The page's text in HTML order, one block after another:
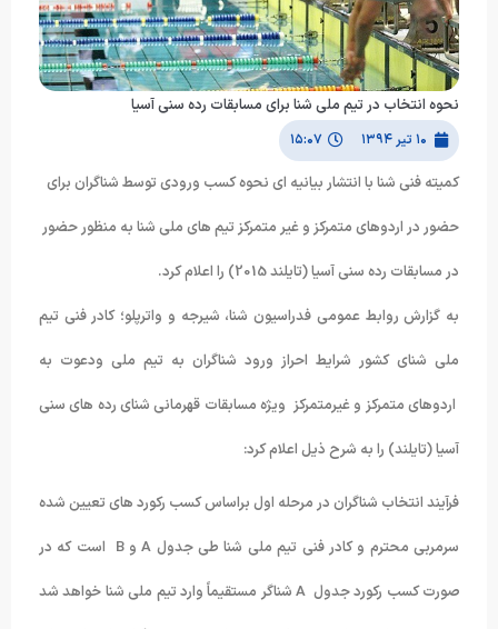
نحوه انتخاب در تیم ملی شنا برای مسابقات رده سنی آسیا
۱۰ تیر ۱۳۹۴ ۱۵:۰۷
کمیته فنی شنا با انتشار بیانیه ای نحوه کسب ورودی توسط شناگران برای
حضور در اردوهای متمرکز و غیر متمرکز تیم های ملی شنا به منظور حضور
در مسابقات رده سنی آسیا (تایلند 2015) را اعلام کرد.
به گزارش روابط عمومی فدراسیون شنا، شیرجه و واترپلو؛ کادر فنی تیم
ملی شنای کشور شرایط احراز ورود شناگران به تیم ملی ودعوت به
اردوهای متمرکز و غیرمتمرکز ویژه مسابقات قهرمانی شنای رده های سنی
آسیا (تایلند) را به شرح ذیل اعلام کرد:
فرآیند انتخاب شناگران در مرحله اول براساس کسب رکورد های تعیین شده
سرمربی محترم و کادر فنی تیم ملی شنا طی جدول A و B است که در
صورت کسب رکورد جدول A شناگر مستقیماً وارد تیم ملی شنا خواهد شد